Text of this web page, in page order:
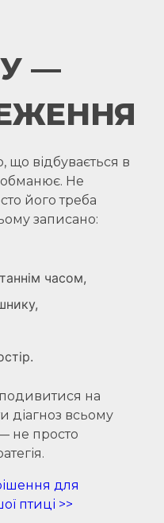
—
що відбувається в
обманює. Не
його треба
записано:
часом,
на
діагноз всьому
не просто
для
птиці >>